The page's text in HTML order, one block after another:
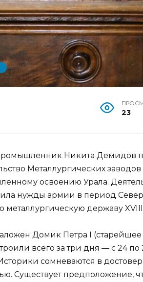
23
Никита Демидов
Металлургических
освоению Урала.
нужды армии в период
металлургическую державу XVIII
Домик Петра I
всего за три дня — с 24
сомневаются в
Существует предположение,